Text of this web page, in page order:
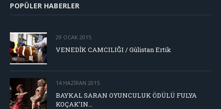
POPÜLER HABERLER
29 OCAK 2015
VENEDİK CAMCILIĞI / Gülistan Ertik
14 HAZIRAN 2015
BAYKAL SARAN OYUNCULUK ÖDÜLÜ FULYA
KOÇAK’IN…